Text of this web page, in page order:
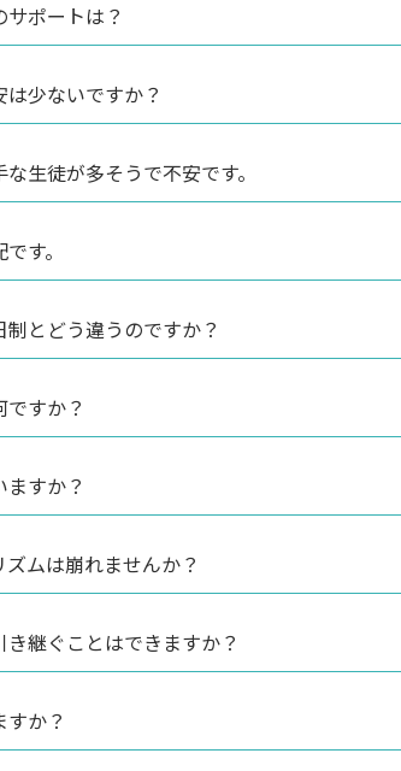
ポートは？
少ないですか？
生徒が多そうで不安です。
す。
とどう違うのですか？
ですか？
すか？
ムは崩れませんか？
継ぐことはできますか？
か？